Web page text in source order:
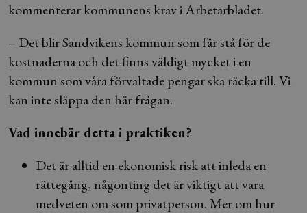
kommenterar kommunens krav i Arbetarbladet.
– Det blir Sandvikens kommun som får stå för de
kostnaderna och det finns väldigt mycket i en
kommun som våra förvaltade pengar ska räcka till. Vi
kan inte släppa den här frågan.
Vad innebär detta i praktiken?
Det är alltid en ekonomisk risk att inleda en
rättegång, någonting det är viktigt att vara
medveten om som privatperson. Mer om hur